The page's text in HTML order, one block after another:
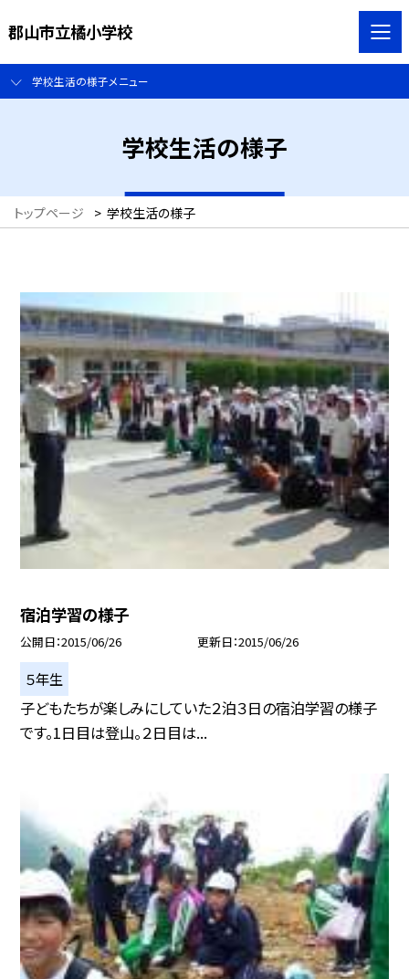
郡山市立橘小学校
学校生活の様子メニュー
学校生活の様子
トップページ > 学校生活の様子
宿泊学習の様子
公開日 2015/06/26 更新日 2015/06/26
５年生
子どもたちが楽しみにしていた２泊３日の宿泊学習の様子
です。1日目は登山。２日目は...